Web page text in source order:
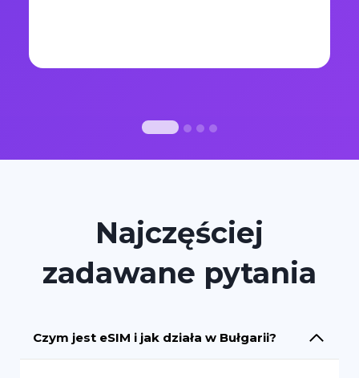
Najczęściej
zadawane pytania
Czym jest eSIM i jak działa w Bułgarii?